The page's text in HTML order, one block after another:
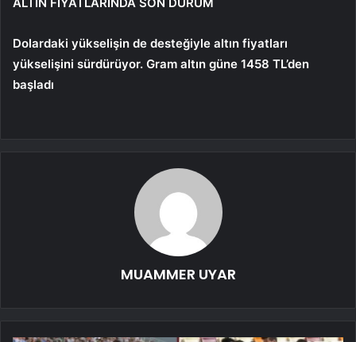
Dolardaki yükselişin de desteğiyle altın fiyatları
yükselişini sürdürüyor. Gram altın güne 1458 TL’den
başladı
MUAMMER UYAR